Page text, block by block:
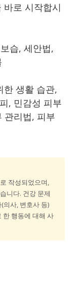
바로 시작합시
습, 세안법,
한 생활 습관,
, 민감성 피부
관리법, 피부
작성되었으며,
니다. 건강 문제
의사, 변호사 등)
한 행동에 대해 사